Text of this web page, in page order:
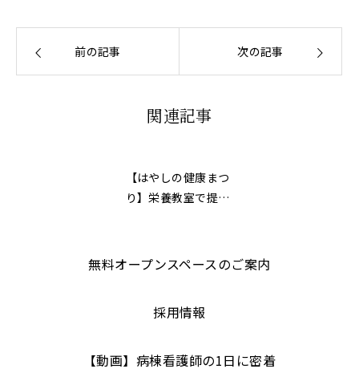
前の記事 次の記事
関連記事
【はやしの健康まつ
り】栄養教室で提供
無料オープンスペースのご案内
採用情報
【動画】病棟看護師の1日に密着